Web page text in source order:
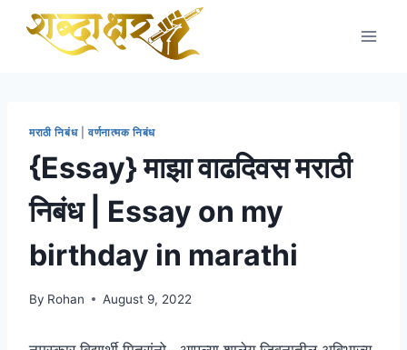
मराठी निबंध| वर्णनात्मक निबंध
{Essay} माझा वाढदिवस मराठी
निबंध | Essay on my
birthday in marathi
By Rohan August 9, 2022